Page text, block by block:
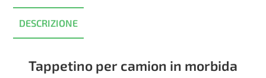
DESCRIZIONE
Tappetino per camion in morbida